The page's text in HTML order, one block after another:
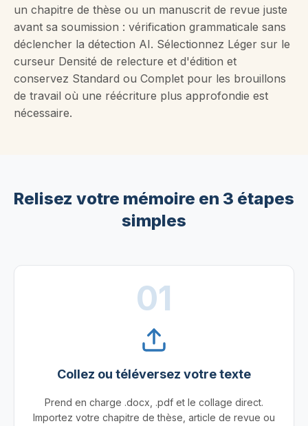
un chapitre de thèse ou un manuscrit de revue juste
avant sa soumission : vérification grammaticale sans
déclencher la détection AI. Sélectionnez Léger sur le
curseur Densité de relecture et d'édition et
conservez Standard ou Complet pour les brouillons
de travail où une réécriture plus approfondie est
nécessaire.
Relisez votre mémoire en 3 étapes
simples
01
Collez ou téléversez votre texte
Prend en charge .docx, .pdf et le collage direct.
Importez votre chapitre de thèse, article de revue ou